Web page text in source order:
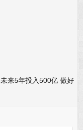
来5年投入500亿 做好